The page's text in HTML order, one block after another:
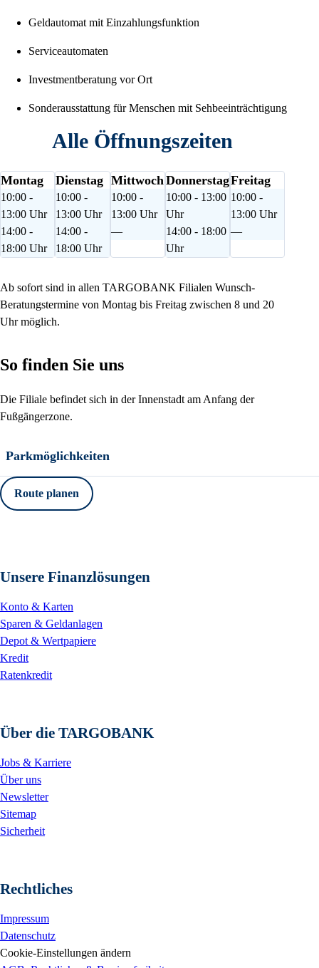
Geldautomat mit Einzahlungsfunktion
Serviceautomaten
Investmentberatung vor Ort
Sonderausstattung für Menschen mit Sehbeeinträchtigung
Alle Öffnungszeiten
Montag
10:00 -
13:00 Uhr
14:00 -
18:00 Uhr
Dienstag
10:00 -
13:00 Uhr
14:00 -
18:00 Uhr
Mittwoch
10:00 -
13:00 Uhr
—
Donnerstag
10:00 - 13:00
Uhr
14:00 - 18:00
Uhr
Freitag
10:00 -
13:00 Uhr
—
Ab sofort sind in allen TARGOBANK Filialen Wunsch-
Beratungstermine von Montag bis Freitag zwischen 8 und 20
Uhr möglich.
So finden Sie uns
Die Filiale befindet sich in der Innenstadt am Anfang der
Fußgängerzone.
Parkmöglichkeiten
Route planen
Unsere Finanzlösungen
Konto & Karten
Sparen & Geldanlagen
Depot & Wertpapiere
Kredit
Ratenkredit
Über die TARGOBANK
Jobs & Karriere
Über uns
Newsletter
Sitemap
Sicherheit
Rechtliches
Impressum
Datenschutz
Cookie-Einstellungen ändern